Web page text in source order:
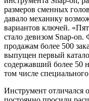
размеров сменных
давало механику
вариантов ключей.
стало девизом Snap-on.
продажам более 500
выпущен первый
содержавший более 50
том числе
Инструмент отличался